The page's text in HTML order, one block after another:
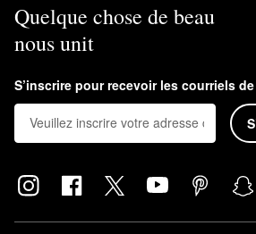
Quelque chose de beau
nous unit
S’inscrire pour recevoir les courriels